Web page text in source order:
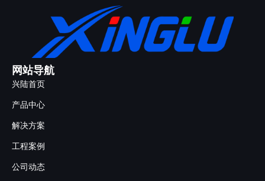
网站导航
兴陆首页
产品中心
解决方案
工程案例
公司动态